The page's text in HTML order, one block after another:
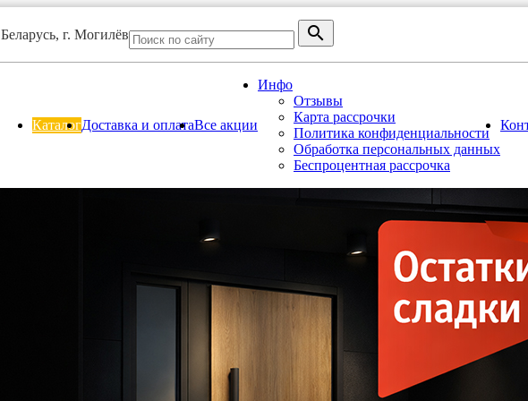
Беларусь, г. Могилёв
КаталогДоставка и оплатаВсе акции
Инфо
Отзывы
Карта рассрочки
Политика конфиденциальности
Обработка персональных данных
Беспроцентная рассрочка